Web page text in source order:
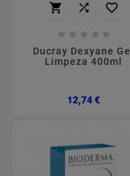
  
    
Ducray Dexyane Gel
Limpeza 400ml
12,74 €Preço